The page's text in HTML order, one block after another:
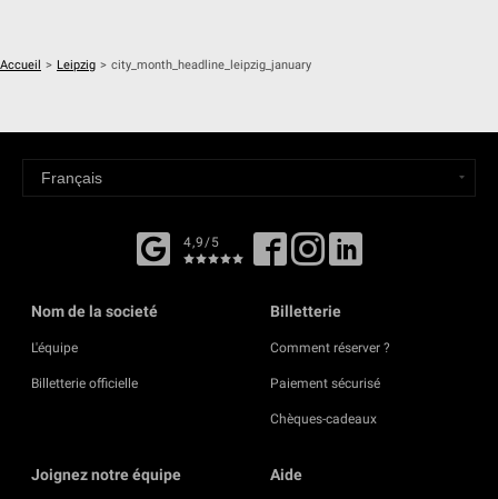
Accueil > Leipzig > city_month_headline_leipzig_january
4,9/5
Nom de la societé
L'équipe
Billetterie officielle
Billetterie
Comment réserver ?
Paiement sécurisé
Chèques-cadeaux
Joignez notre équipe Aide